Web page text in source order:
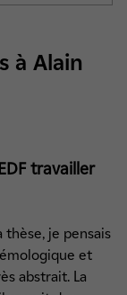
à Alain
travailler
thèse, je pensais
et
abstrait. La